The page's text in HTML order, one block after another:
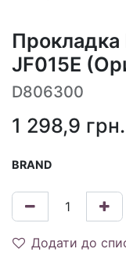
JF015E
D806300
1 298,9 грн.
BRAND
Додати до